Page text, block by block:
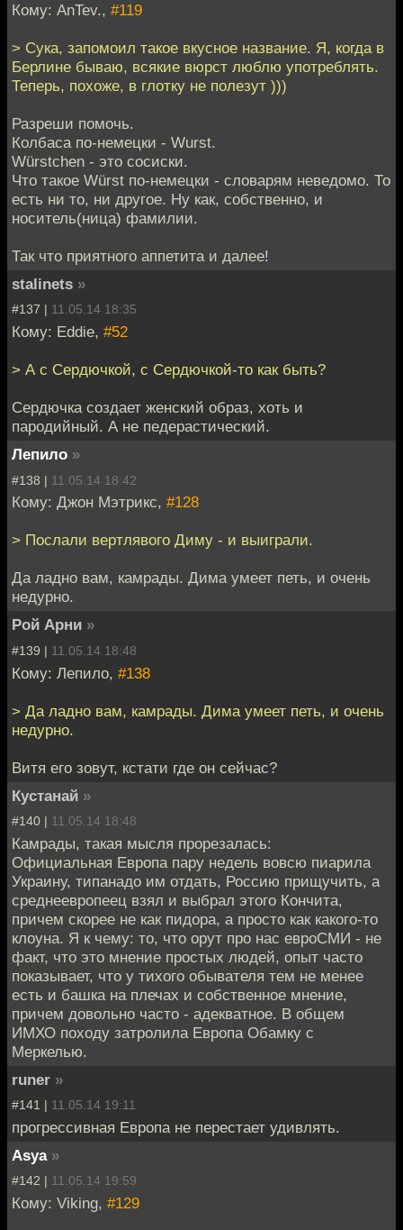
Кому: AnTev., #119
> Сука, запомоил такое вкусное название. Я, когда в
Берлине бываю, всякие вюрст люблю употреблять.
Теперь, похоже, в глотку не полезут )))
Разреши помочь.
Колбаса по-немецки - Wurst.
Würstchen - это сосиски.
Что такое Würst по-немецки - словарям неведомо. То
есть ни то, ни другое. Ну как, собственно, и
носитель(ница) фамилии.
Так что приятного аппетита и далее!
stalinets »
#137 | 11.05.14 18:35
Кому: Eddie, #52
> А с Сердючкой, с Сердючкой-то как быть?
Сердючка создает женский образ, хоть и
пародийный. А не педерастический.
Лепило »
#138 | 11.05.14 18:42
Кому: Джон Мэтрикс, #128
> Послали вертлявого Диму - и выиграли.
Да ладно вам, камрады. Дима умеет петь, и очень
недурно.
Рой Арни »
#139 | 11.05.14 18:48
Кому: Лепило, #138
> Да ладно вам, камрады. Дима умеет петь, и очень
недурно.
Витя его зовут, кстати где он сейчас?
Кустанай »
#140 | 11.05.14 18:48
Камрады, такая мысля прорезалась:
Официальная Европа пару недель вовсю пиарила
Украину, типанадо им отдать, Россию прищучить, а
среднеевропеец взял и выбрал этого Кончита,
причем скорее не как пидора, а просто как какого-то
клоуна. Я к чему: то, что орут про нас евроСМИ - не
факт, что это мнение простых людей, опыт часто
показывает, что у тихого обывателя тем не менее
есть и башка на плечах и собственное мнение,
причем довольно часто - адекватное. В общем
ИМХО походу затролила Европа Обамку с
Меркелью.
runer »
#141 | 11.05.14 19:11
прогрессивная Европа не перестает удивлять.
Asya »
#142 | 11.05.14 19:59
Кому: Viking, #129